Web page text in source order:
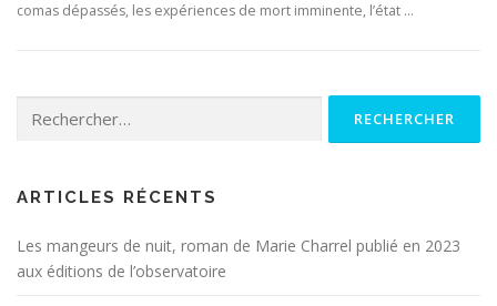
comas dépassés, les expériences de mort imminente, l’état …
ARTICLES RÉCENTS
Les mangeurs de nuit, roman de Marie Charrel publié en 2023
aux éditions de l’observatoire